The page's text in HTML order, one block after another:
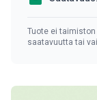
Tuote ei
saatavuutta tai